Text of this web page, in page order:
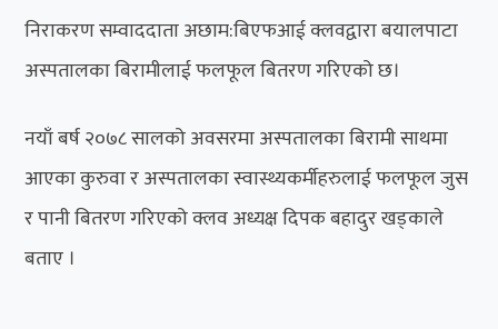
निराकरण सम्वाददाता अछाम:बिएफआई क्लवद्वारा बयालपाटा
अस्पतालका बिरामीलाई फलफूल बितरण गरिएको छ।
नयाँ बर्ष २०७८ सालको अवसरमा अस्पतालका बिरामी साथमा
आएका कुरुवा र अस्पतालका स्वास्थ्यकर्मीहरुलाई फलफूल जुस
र पानी बितरण गरिएको क्लव अध्यक्ष दिपक बहादुर खड्काले
बताए ।